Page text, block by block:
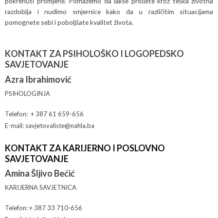
razdoblja i nudimo smjernice kako da u različitim situacijama
pomognete sebi i poboljšate kvalitet života.
KONTAKT ZA PSIHOLOŠKO I LOGOPEDSKO
SAVJETOVANJE
Azra Ibrahimović
PSIHOLOGINJA
Telefon: + 387 61 659-656
E-mail: savjetovaliste@nahla.ba
KONTAKT ZA KARIJERNO I POSLOVNO
SAVJETOVANJE
Amina Šljivo Bećić
KARIJERNA SAVJETNICA
Telefon: + 387 33 710-656